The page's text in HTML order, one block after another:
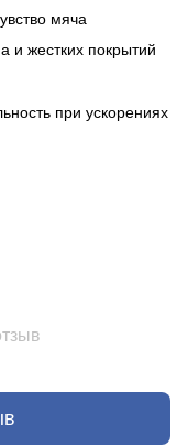
мяча
и жестких покрытий
при ускорениях